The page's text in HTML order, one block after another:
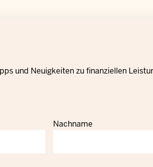
und Neuigkeiten zu finanziellen
Nachname